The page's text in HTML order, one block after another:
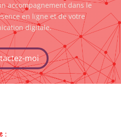
accompagnement dans le
en ligne et de votre
digitale.
moi
: